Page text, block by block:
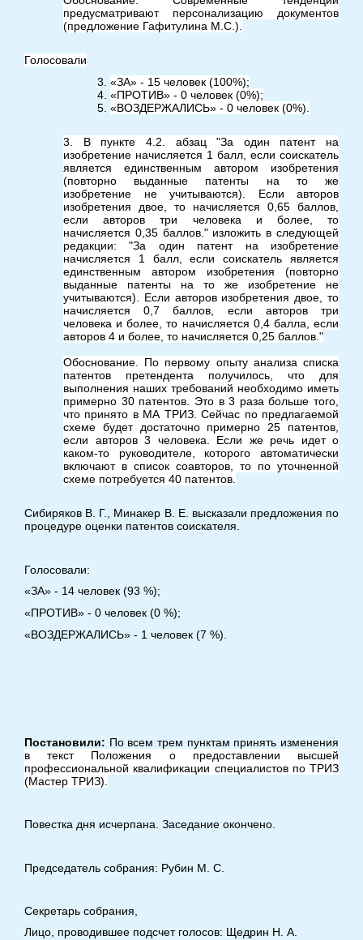
предусматривают персонализацию документов
(предложение Гафитулина М.С.).
Голосовали
«ЗА» - 15 человек (100%);
«ПРОТИВ» - 0 человек (0%);
«ВОЗДЕРЖАЛИСЬ» - 0 человек (0%).
3. В пункте 4.2. абзац "За один патент на
изобретение начисляется 1 балл, если соискатель
является единственным автором изобретения
(повторно выданные патенты на то же
изобретение не учитываются). Если авторов
изобретения двое, то начисляется 0,65 баллов,
если авторов три человека и более, то
начисляется 0,35 баллов." изложить в следующей
редакции: "За один патент на изобретение
начисляется 1 балл, если соискатель является
единственным автором изобретения (повторно
выданные патенты на то же изобретение не
учитываются). Если авторов изобретения двое, то
начисляется 0,7 баллов, если авторов три
человека и более, то начисляется 0,4 балла, если
авторов 4 и более, то начисляется 0,25 баллов."
Обоснование. По первому опыту анализа списка
патентов претендента получилось, что для
выполнения наших требований необходимо иметь
примерно 30 патентов. Это в 3 раза больше того,
что принято в МА ТРИЗ. Сейчас по предлагаемой
схеме будет достаточно примерно 25 патентов,
если авторов 3 человека. Если же речь идет о
каком-то руководителе, которого автоматически
включают в список соавторов, то по уточненной
схеме потребуется 40 патентов.
Сибиряков В. Г., Минакер В. Е. высказали предложения по
процедуре оценки патентов соискателя.
Голосовали:
«ЗА» - 14 человек (93 %);
«ПРОТИВ» - 0 человек (0 %);
«ВОЗДЕРЖАЛИСЬ» - 1 человек (7 %).
Постановили: По всем трем пунктам принять изменения
в текст Положения о предоставлении высшей
профессиональной квалификации специалистов по ТРИЗ
(Мастер ТРИЗ).
Повестка дня исчерпана. Заседание окончено.
Председатель собрания: Рубин М. С.
Секретарь собрания,
Лицо, проводившее подсчет голосов: Щедрин Н. А.